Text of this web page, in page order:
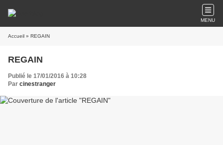
MENU
Accueil » REGAIN
REGAIN
Publié le 17/01/2016 à 10:28
Par cinestranger